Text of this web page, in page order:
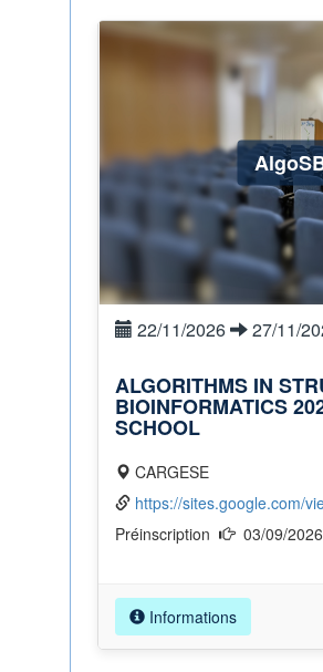
22/11/2026 27/11/
ALGORITHMS IN
BIOINFORMATICS
SCHOOL
CARGESE
https://sites.google.com/
03/09/2026
Informations